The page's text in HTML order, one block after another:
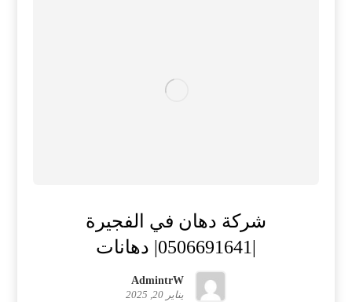
شركة دهان في الفجيرة
AdmintrW
يناير 20, 2025